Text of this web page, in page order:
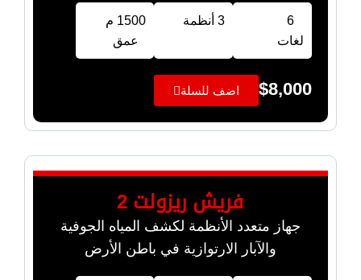
6
لغات
3 أنظمة
1500 م
عمق
$8,000 اضف للسلة
فريش ريزولت 2
جهاز متعدد الأنظمة لكشف المياه الجوفية
والآبار الارتوازية في باطن الأرض